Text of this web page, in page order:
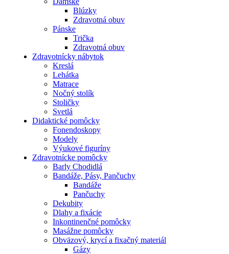
Blúzky
Zdravotná obuv
Pánske
Trička
Zdravotná obuv
Zdravotnícky nábytok
Kreslá
Lehátka
Matrace
Nočný stolík
Stoličky
Svetlá
Didaktické pomôcky
Fonendoskopy
Modely
Výukové figuríny
Zdravotnícke pomôcky
Barly Chodidlá
Bandáže, Pásy, Pančuchy
Bandáže
Pančuchy
Dekubity
Dlahy a fixácie
Inkontinenčné pomôcky
Masážne pomôcky
Obväzový, krycí a fixačný materiál
Gázy